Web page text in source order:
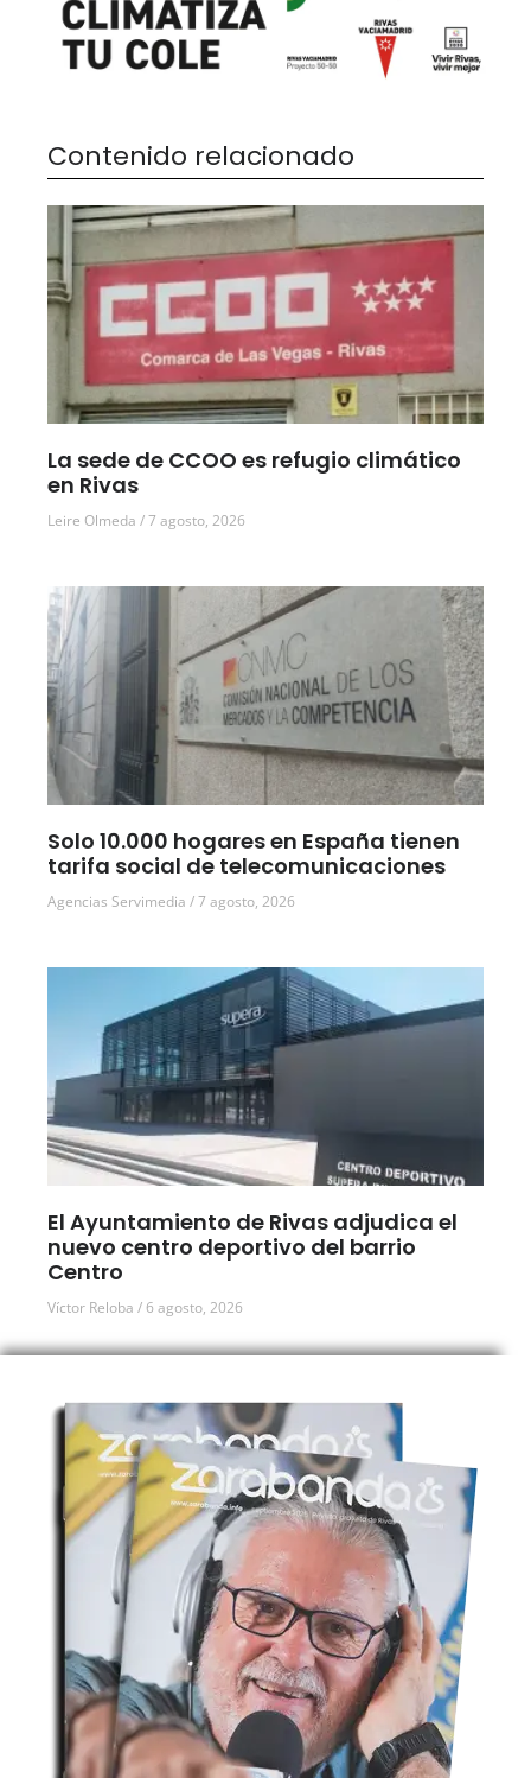
Contenido relacionado
La sede de CCOO es refugio climático
en Rivas
Leire Olmeda 7 agosto, 2026
Solo 10.000 hogares en España tienen
tarifa social de telecomunicaciones
Agencias Servimedia 7 agosto, 2026
El Ayuntamiento de Rivas adjudica el
nuevo centro deportivo del barrio
Centro
Víctor Reloba 6 agosto, 2026